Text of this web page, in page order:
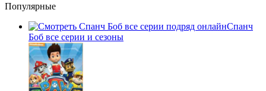
Популярные
Спанч
Боб все серии и сезоны